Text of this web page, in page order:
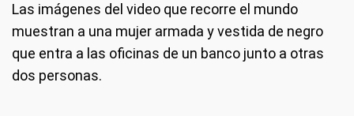
Las imágenes del video que recorre el mundo
muestran a una mujer armada y vestida de negro
que entra a las oficinas de un banco junto a otras
dos personas.